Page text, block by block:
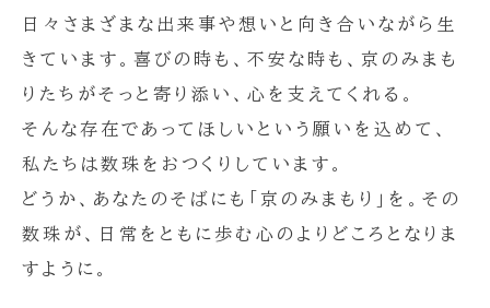
日々さまざまな出来事や想いと向き合いながら生
きています。喜びの時も、不安な時も、京のみまも
りたちがそっと寄り添い、心を支えてくれる。
そんな存在であってほしいという願いを込めて、
私たちは数珠をおつくりしています。
どうか、あなたのそばにも「京のみまもり」を。その
数珠が、日常をともに歩む心のよりどころとなりま
すように。